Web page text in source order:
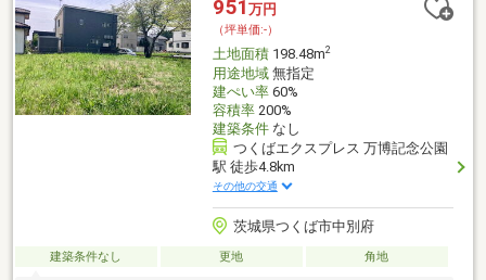
ださい。
951 万円
（坪単価:-）
土地面積198.48m2
用途地域無指定
建ぺい率60%
容積率200%
建築条件なし
つくばエクスプレス 万博記念公園
駅 徒歩4.8km
その他の交通
茨城県つくば市中別府
建築条件なし 更地 角地